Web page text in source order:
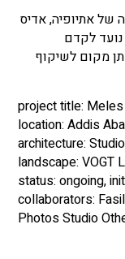
של אתיופיה, אדיס
לקדם
מקום לשיקוף
project title:
location: Addis
architecture:
landscape: VOGT
status: ongoing,
collaborators:
Photos Studio